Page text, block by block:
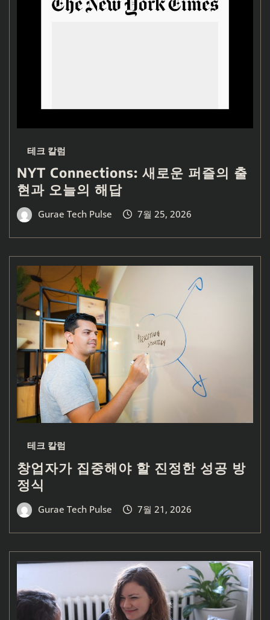
테크 칼럼
NYT Connections: 새로운 퍼즐의 출
현과 오늘의 해답
Gurae Tech Pulse 7월 25, 2026
테크 칼럼
창업자가 집중해야 할 진정한 성공 방
정식
Gurae Tech Pulse 7월 21, 2026